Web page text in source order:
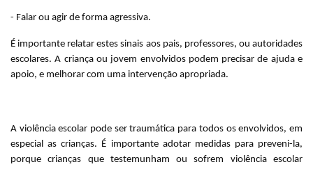
- Falar ou agir de forma agressiva.
É importante relatar estes sinais aos pais, professores, ou autoridades
escolares. A criança ou jovem envolvidos podem precisar de ajuda e
apoio, e melhorar com uma intervenção apropriada.
A violência escolar pode ser traumática para todos os envolvidos, em
especial as crianças. É importante adotar medidas para preveni-la,
porque crianças que testemunham ou sofrem violência escolar